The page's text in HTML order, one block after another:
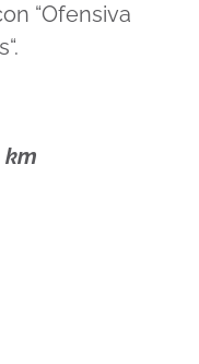
“Ofensiva
km